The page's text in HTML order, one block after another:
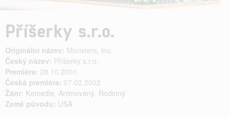
Příšerky s.r.o.
Originální název: Monsters, Inc.
Český název: Příšerky s.r.o.
Premiéra: 28.10.2001
Česká premiéra: 07.02.2002
Žánr: Komedie Animovaný Rodinný
Země původu: USA